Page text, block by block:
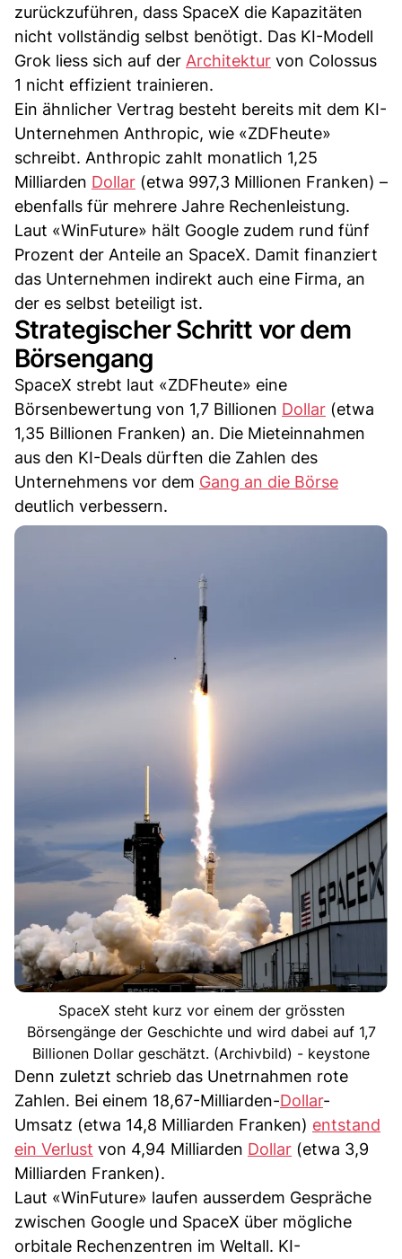
zurückzuführen, dass SpaceX die Kapazitäten
nicht vollständig selbst benötigt. Das KI-Modell
Grok liess sich auf der Architektur von Colossus
1 nicht effizient trainieren.
Ein ähnlicher Vertrag besteht bereits mit dem KI-
Unternehmen Anthropic, wie «ZDFheute»
schreibt. Anthropic zahlt monatlich 1,25
Milliarden Dollar (etwa 997,3 Millionen Franken) –
ebenfalls für mehrere Jahre Rechenleistung.
Laut «WinFuture» hält Google zudem rund fünf
Prozent der Anteile an SpaceX. Damit finanziert
das Unternehmen indirekt auch eine Firma, an
der es selbst beteiligt ist.
Strategischer Schritt vor dem
Börsengang
SpaceX strebt laut «ZDFheute» eine
Börsenbewertung von 1,7 Billionen Dollar (etwa
1,35 Billionen Franken) an. Die Mieteinnahmen
aus den KI-Deals dürften die Zahlen des
Unternehmens vor dem Gang an die Börse
deutlich verbessern.
SpaceX steht kurz vor einem der grössten
Börsengänge der Geschichte und wird dabei auf 1,7
Billionen Dollar geschätzt. (Archivbild) - keystone
Denn zuletzt schrieb das Unetrnahmen rote
Zahlen. Bei einem 18,67-Milliarden-Dollar-
Umsatz (etwa 14,8 Milliarden Franken) entstand
ein Verlust von 4,94 Milliarden Dollar (etwa 3,9
Milliarden Franken).
Laut «WinFuture» laufen ausserdem Gespräche
zwischen Google und SpaceX über mögliche
orbitale Rechenzentren im Weltall. KI-